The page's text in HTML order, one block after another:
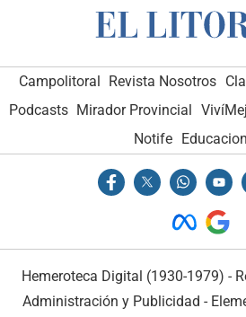
Campolitoral Revista Nosotros
Podcasts Mirador Provincial
Notife
Hemeroteca Digital (1930-1979) -
Administración y Publicidad -